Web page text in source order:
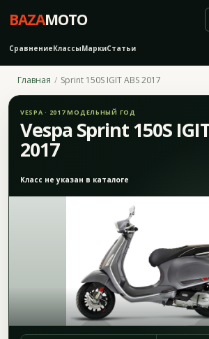
BAZAMOTO
СравнениеКлассыМаркиСтатьи
Главная Sprint 150S IGIT ABS 2017
VESPA · 2017 МОДЕЛЬНЫЙ ГОД
Vespa Sprint 150S
2017
Класс не указан в каталоге